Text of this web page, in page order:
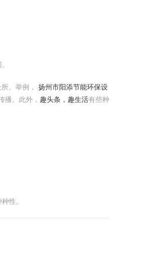
。举例， 扬州市阳添节能环保设
播。此外， 趣头条，趣生活有些种
性。